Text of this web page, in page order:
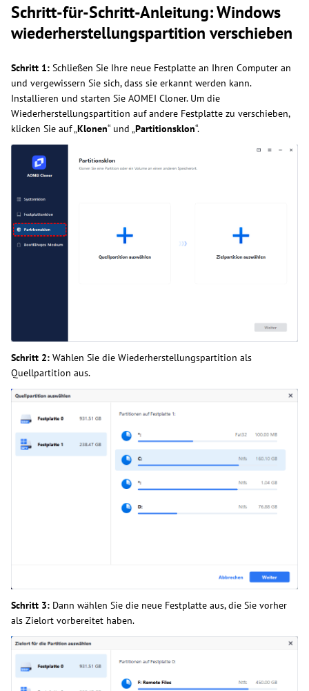
Schritt-für-Schritt-Anleitung: Windows
wiederherstellungspartition verschieben
Schritt 1: Schließen Sie Ihre neue Festplatte an Ihren Computer an
und vergewissern Sie sich, dass sie erkannt werden kann.
Installieren und starten Sie AOMEI Cloner. Um die
Wiederherstellungspartition auf andere Festplatte zu verschieben,
klicken Sie auf „ Klonen“ und „ Partitionsklon“.
Schritt 2: Wählen Sie die Wiederherstellungspartition als
Quellpartition aus.
Schritt 3: Dann wählen Sie die neue Festplatte aus, die Sie vorher
als Zielort vorbereitet haben.